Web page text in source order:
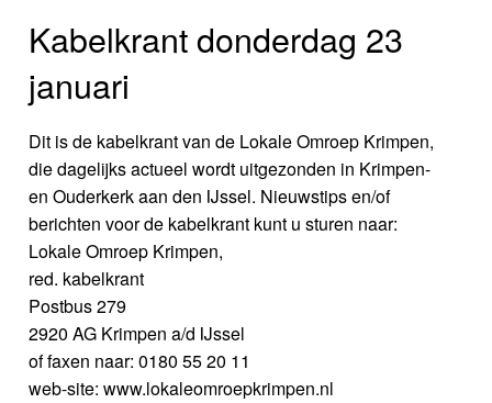
Kabelkrant donderdag 23
januari
Dit is de kabelkrant van de Lokale Omroep Krimpen,
die dagelijks actueel wordt uitgezonden in Krimpen-
en Ouderkerk aan den IJssel. Nieuwstips en/of
berichten voor de kabelkrant kunt u sturen naar:
Lokale Omroep Krimpen,
red. kabelkrant
Postbus 279
2920 AG Krimpen a/d IJssel
of faxen naar: 0180 55 20 11
web-site: www.lokaleomroepkrimpen.nl